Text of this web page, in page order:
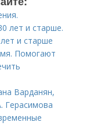
лет и старше.
и старше
Помогают
Варданян,
Герасимова